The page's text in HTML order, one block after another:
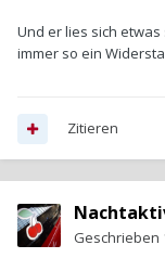
Und er lies sich
immer so ein
Zitieren
Geschrieben